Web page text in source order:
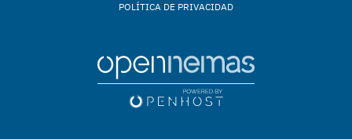
POLÍTICA DE PRIVACIDAD